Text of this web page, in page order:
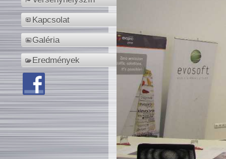
Kapcsolat
Galéria
Eredmények